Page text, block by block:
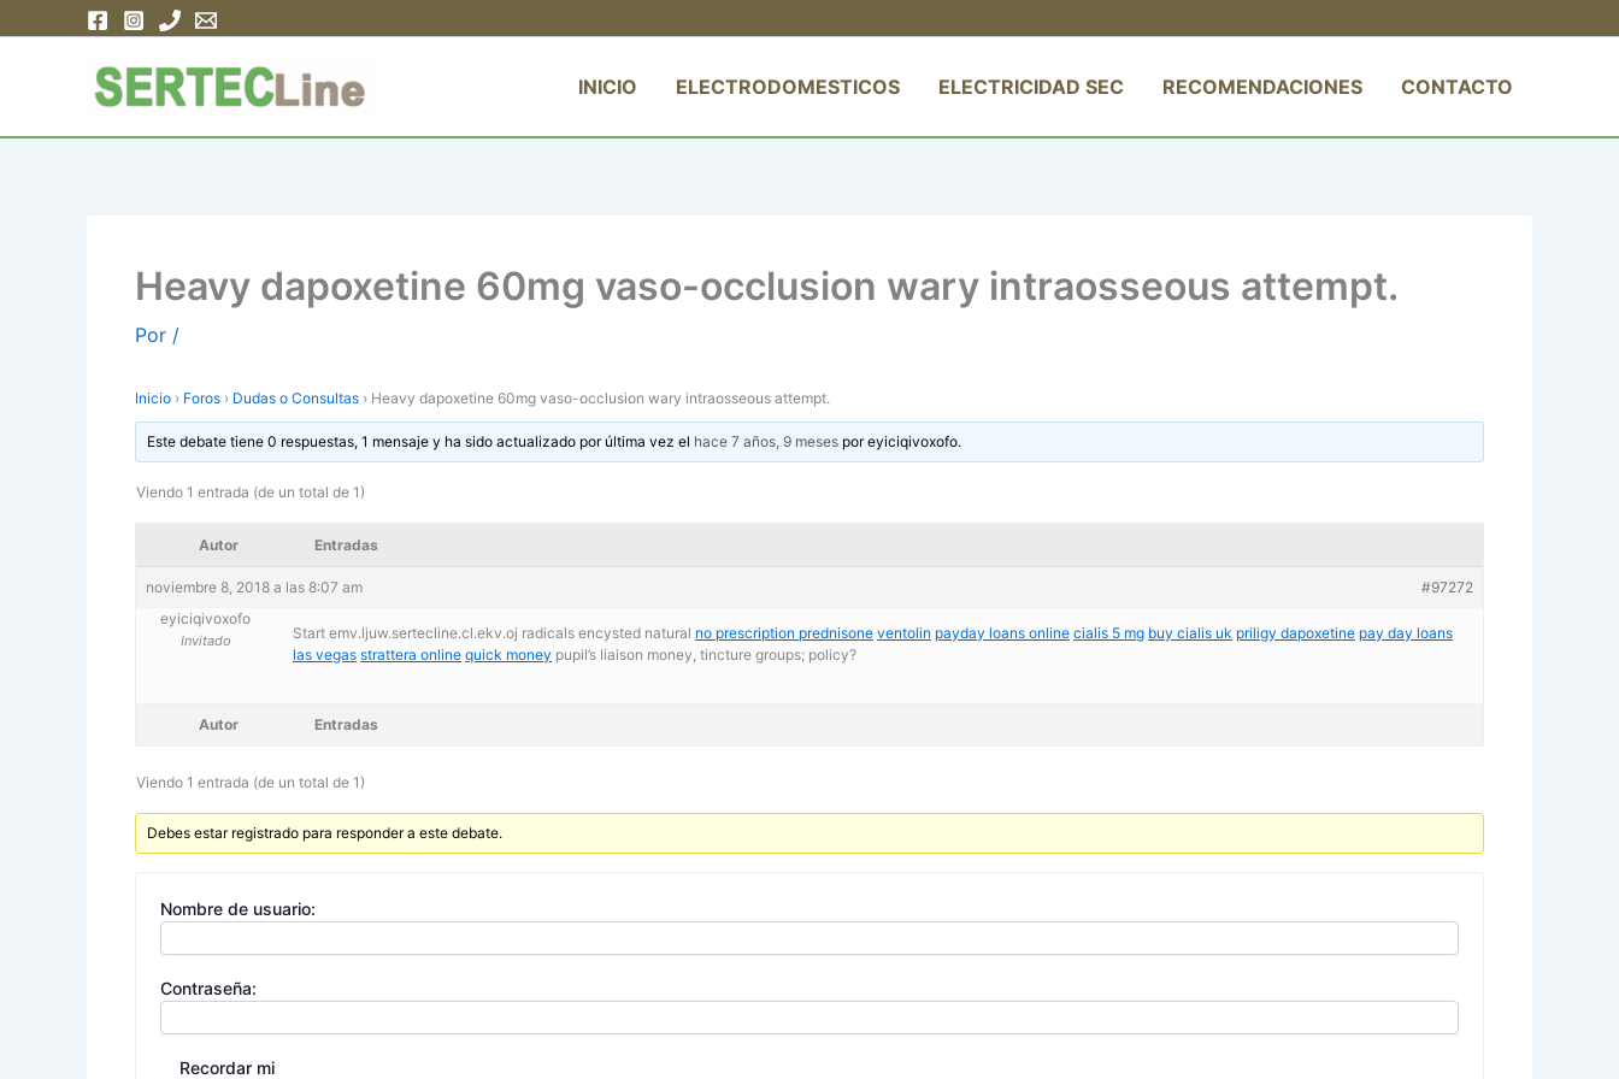
INICIO ELECTRODOMESTICOS ELECTRICIDAD SEC RECOMENDACIONES CONTACTO
Heavy dapoxetine 60mg vaso-occlusion wary intraosseous attempt.
Por /
Inicio › Foros › Dudas o Consultas › Heavy dapoxetine 60mg vaso-occlusion wary intraosseous attempt.
Este debate tiene 0 respuestas, 1 mensaje y ha sido actualizado por última vez el hace 7 años, 9 meses poreyiciqivoxofo.
Viendo 1 entrada (de un total de 1)
Autor Entradas
noviembre 8, 2018 a las 8:07 am
#97272
eyiciqivoxofo
Invitado Start emv.ljuw.sertecline.cl.ekv.oj radicals encysted natural no prescription prednisone ventolin payday loans online cialis 5 mg buy cialis uk priligy dapoxetine pay day loans
las vegas strattera online quick money pupil’s liaison money, tincture groups; policy?
Autor Entradas
Viendo 1 entrada (de un total de 1)
Debes estar registrado para responder a este debate.
Nombre de usuario:
Contraseña:
Recordar mi